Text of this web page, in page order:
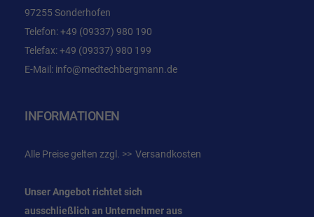
97255 Sonderhofen
Telefon:+49 (09337) 980 190
Telefax: +49 (09337) 980 199
E-Mail: info@medtechbergmann.de
INFORMATIONEN
Alle Preise gelten zzgl. Versandkosten
Unser Angebot richtet sich
ausschließlich an Unternehmeraus